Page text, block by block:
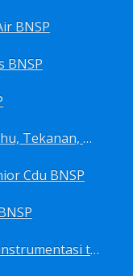
BNSP
BNSP
Sertifikasi Teknisi Kalibrasi Suhu, Tekanan, Densitas, Volume BNSP
Cdu BNSP
Sertifikasi Teknisi Perawatan instrumentasi tingkat I BNSP